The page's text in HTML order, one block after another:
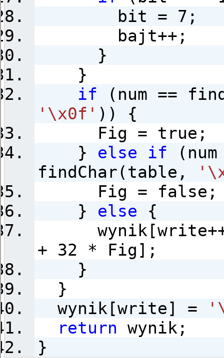
bit = 7;
bajt++;
}
}
if (num ==
'\x0f' )) {
Fig = true;
} else if
findChar(table,
Fig = false;
} else {
wynik[write++]
+ 32 * Fig];
}
}
wynik[write] =
return wynik;
}